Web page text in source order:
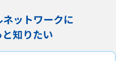
ットワークに
知りたい